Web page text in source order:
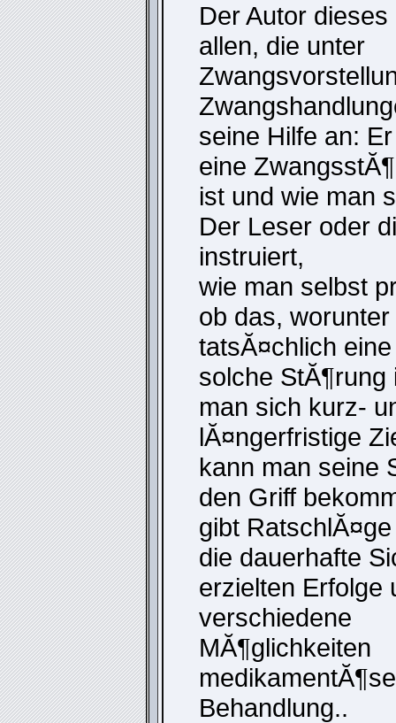
Der Autor
allen, die unter
seine Hilfe an:
eine
ist und wie man
Der Leser oder
instruiert,
wie man selbst
ob das,
tatsĂ¤chlich eine
solche StĂ¶rung
man sich kurz-
lĂ¤ngerfristige
kann man seine
den Griff
gibt
die dauerhafte
erzielten Erfolge
verschiedene
MĂ¶glichkeiten
Behandlung..